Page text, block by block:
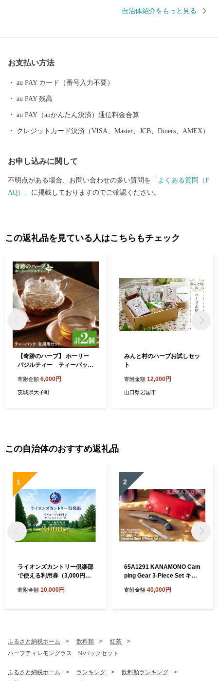
され、数多くのゴルフ場が立地する(ゴルフ場数25か所は、西日本
一)ほか、「三木ホースランドパーク」「山田錦の館」「吉川温泉
ど、観光資源も多彩なものがあります。
自治体紹介をもっと見る
お支払い方法
au PAY カード（番号入力不要）
au PAY 残高
au PAY（auかんたん決済）通信料金合算
クレジットカード決済（VISA、Master、JCB、Diners、AMEX）
お申し込みに関して
不明点がある場合、お問い合わせの多い質問を 「よくある質問（F
AQ）」 に掲載しておりますのでご確認ください。
この返礼品を見ている人はこちらもチェック
【奇跡のハーブ】 ホーリー
バジルティー ティーパッ
お茶 紅茶 ハーブ バジル 爽や
か リフレッシュ (CA009)
寄附金額 6,000円
茨城県大子町
みんと村のハーブお試しセッ
ト
寄附金額 12,000円
山口県岩国市
この自治体のおすすめ返礼品
1
ライオンズカントリー倶楽部
で使える利用券（3,000円
寄附金額 10,000円
2
65A1291 KANAMONO Cam
ping Gear 3-Piece Set キャ
RANGE[髙島屋選定品］
寄附金額 40,000円
ふるさと納税ホーム 飲料類
紅茶
ハーブティレモングラス 50パックセット
ふるさと納税ホーム ランキング
飲料類ランキング